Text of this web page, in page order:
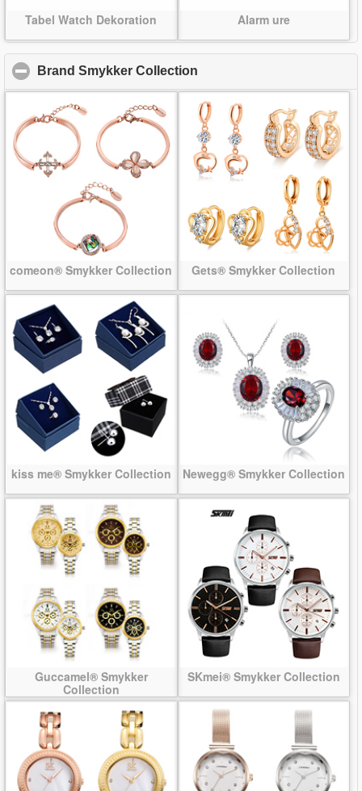
Tabel Watch Dekoration Alarm ure
Brand Smykker Collection
comeon® Smykker Collection Gets® Smykker Collection
kiss me® Smykker Collection Newegg® Smykker Collection
Guccamel® Smykker
Collection
SKmei® Smykker Collection